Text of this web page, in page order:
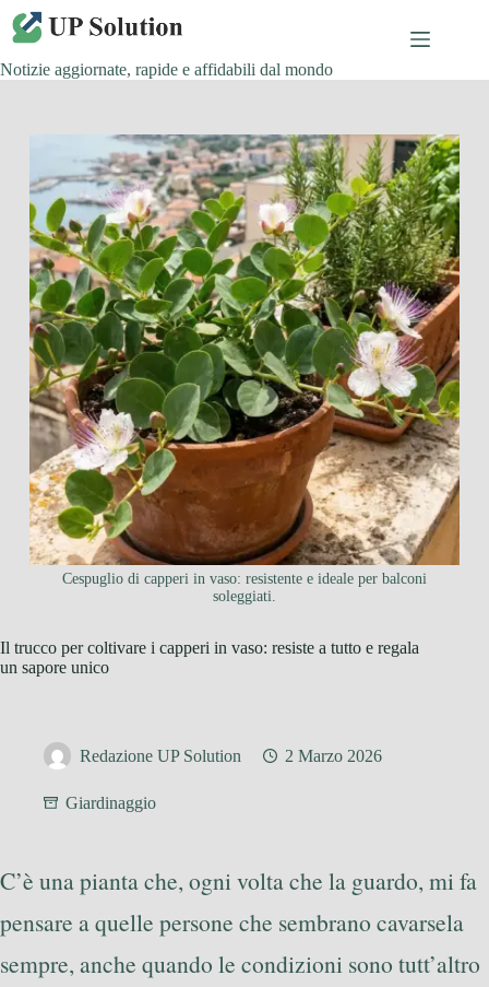
Salta
contenuto
Notizie aggiornate, rapide e affidabili dal mondo
Cespuglio di capperi in vaso: resistente e ideale per balconi
soleggiati.
Il trucco per coltivare i capperi in vaso: resiste a tutto e regala
un sapore unico
Redazione UP Solution 2 Marzo 2026
Giardinaggio
C’è una pianta che, ogni volta che la guardo, mi fa
pensare a quelle persone che sembrano cavarsela
sempre, anche quando le condizioni sono tutt’altro